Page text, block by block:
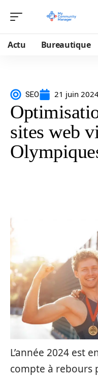
Actu Bureautique
SEO 21 juin
sites web
L’année 2024 est
compte à rebours